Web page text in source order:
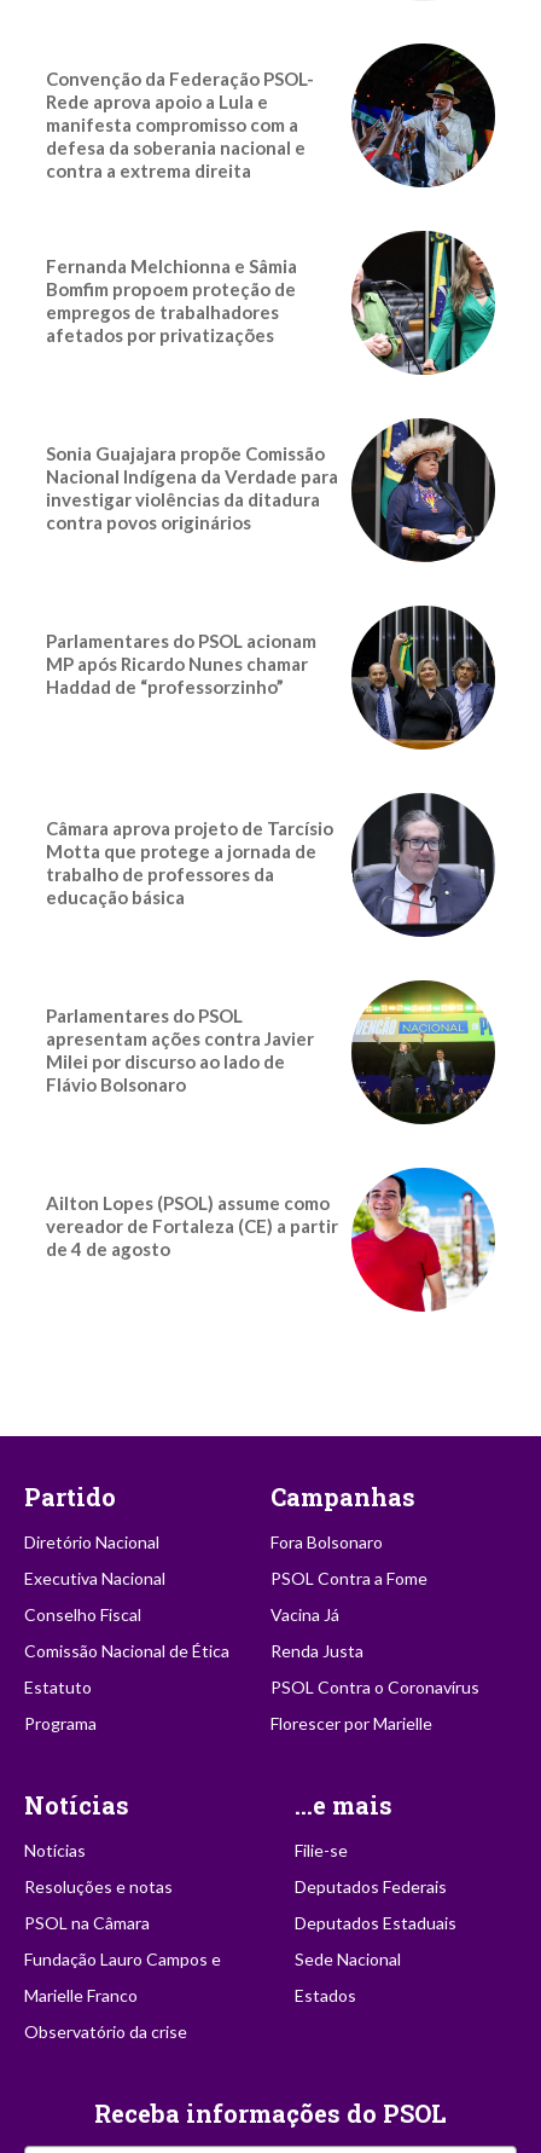
Convenção da Federação PSOL-
Rede aprova apoio a Lula e
manifesta compromisso com a
defesa da soberania nacional e
contra a extrema direita
Fernanda Melchionna e Sâmia
Bomfim propoem proteção de
empregos de trabalhadores
afetados por privatizações
Sonia Guajajara propõe Comissão
Nacional Indígena da Verdade para
investigar violências da ditadura
contra povos originários
Parlamentares do PSOL acionam
MP após Ricardo Nunes chamar
Haddad de “professorzinho”
Câmara aprova projeto de Tarcísio
Motta que protege a jornada de
trabalho de professores da
educação básica
Parlamentares do PSOL
apresentam ações contra Javier
Milei por discurso ao lado de
Flávio Bolsonaro
Ailton Lopes (PSOL) assume como
vereador de Fortaleza (CE) a partir
de 4 de agosto
Partido
Diretório Nacional
Executiva Nacional
Conselho Fiscal
Comissão Nacional de Ética
Estatuto
Programa
Campanhas
Fora Bolsonaro
PSOL Contra a Fome
Vacina Já
Renda Justa
PSOL Contra o Coronavírus
Florescer por Marielle
Notícias
Notícias
Resoluções e notas
PSOL na Câmara
Fundação Lauro Campos e
Marielle Franco
Observatório da crise
...e mais
Filie-se
Deputados Federais
Deputados Estaduais
Sede Nacional
Estados
Receba informações do PSOL